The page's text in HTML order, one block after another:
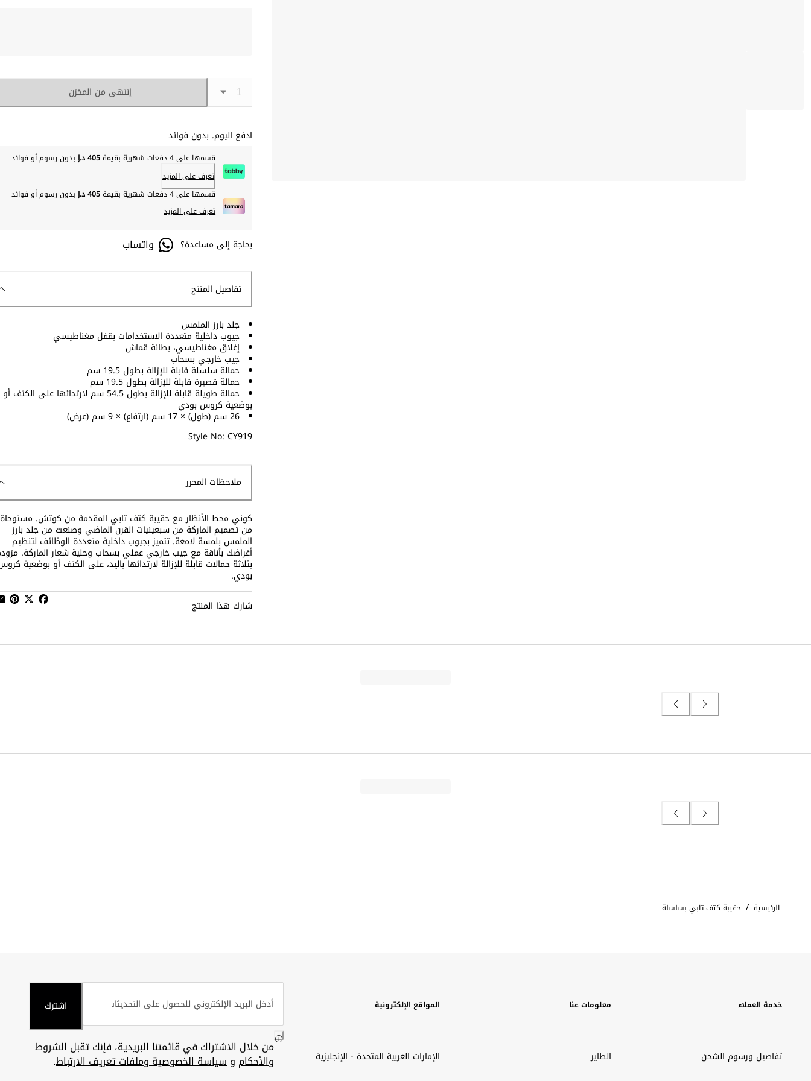
إنتهى من المخزن
ادفع اليوم. بدون فوائد
قسمها على 4 دفعات شهرية بقيمة 405 د.إ
بدون رسوم أو فوائد
تعرف على المزيد
قسمها على 4 دفعات شهرية بقيمة
405 د.إ
بدون رسوم أو فوائد
تعرف على المزيد
بحاجة إلى مساعدة؟ واتساب
تفاصيل المنتج
جلد بارز الملمس
جيوب داخلية متعددة الاستخدامات بقفل مغناطيسي
إغلاق مغناطيسي، بطانة قماش
جيب خارجي بسحاب
حمالة سلسلة قابلة للإزالة بطول 19.5 سم
حمالة قصيرة قابلة للإزالة بطول 19.5 سم
حمالة طويلة قابلة للإزالة بطول 54.5 سم لارتدائها على الكتف أو
بوضعية كروس بودي
26 سم (طول) × 17 سم (ارتفاع) × 9 سم (عرض)
Style No: CY919
ملاحظات المحرر
كوني محط الأنظار مع حقيبة كتف تابي المقدمة من كوتش. مستوحاة
من تصميم الماركة من سبعينيات القرن الماضي وصنعت من جلد بارز
الملمس بلمسة لامعة. تتميز بجيوب داخلية متعددة الوظائف لتنظيم
أغراضك بأناقة مع جيب خارجي عملي بسحاب وحلية شعار الماركة.
بثلاثة حمالات قابلة للإزالة لارتدائها باليد، على الكتف أو بوضعية
بودي.
شارك هذا المنتج
الرئيسية / حقيبة كتف تابي بسلسلة
خدمة العملاء
تفاصيل ورسوم الشحن
معلومات عنا
الطاير
المواقع الإلكترونية
الإمارات العربية المتحدة - الإنجليزية
اشترك
من خلال الاشتراك في قائمتنا البريدية، فإنك تقبلالشروط
والأحكام وسياسة الخصوصية وملفات تعريف الارتباط.